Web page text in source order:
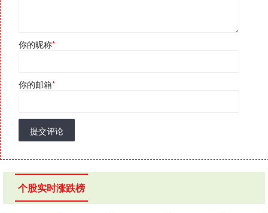
你的昵称*
你的邮箱*
提交评论
个股实时涨跌榜